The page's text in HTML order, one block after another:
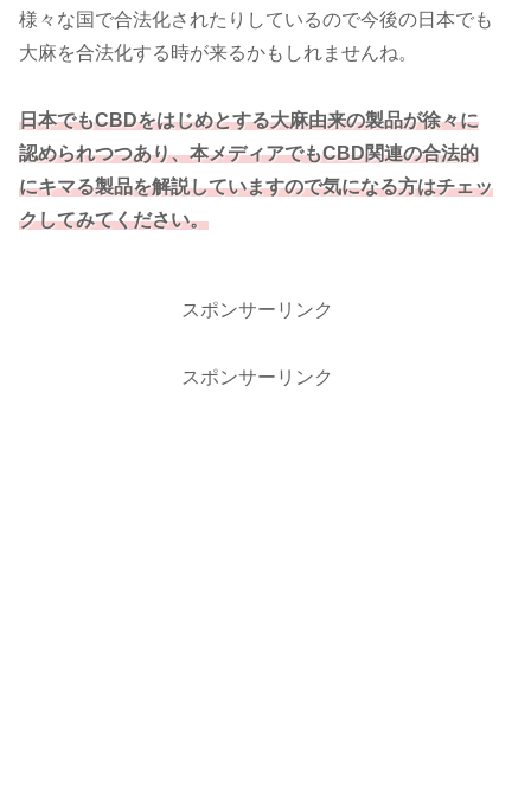
様々な国で合法化されたりしているので今後の日本でも
大麻を合法化する時が来るかもしれませんね。
日本でもCBDをはじめとする大麻由来の製品が徐々に
認められつつあり、本メディアでもCBD関連の合法的
にキマる製品を解説していますので気になる方はチェッ
クしてみてください。
スポンサーリンク
スポンサーリンク